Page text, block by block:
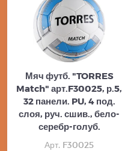
Мяч футб. "TORRES
Match" арт.F30025, р.5,
32 панели. PU, 4 под.
слоя, руч. сшив., бело-
серебр-голуб.
Арт. F30025